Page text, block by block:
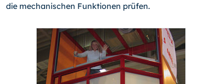
die mechanischen Funktionen prüfen.